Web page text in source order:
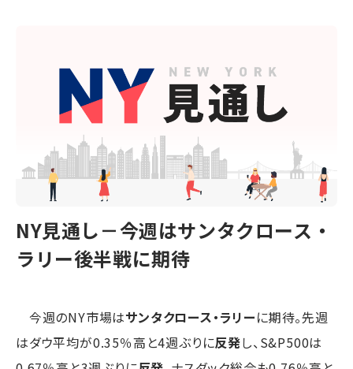
NY見通し－今週はサンタクロース・
ラリー後半戦に期待
今週のNY市場はサンタクロース・ラリーに期待。先週
はダウ平均が0.35％高と4週ぶりに反発し、S&P500は